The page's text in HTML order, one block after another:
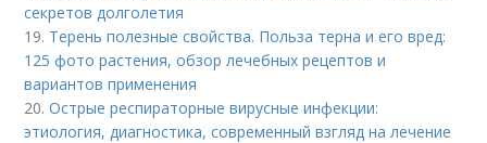
секретов долголетия
19. Терень полезные свойства. Польза терна и его вред:
125 фото растения, обзор лечебных рецептов и
вариантов применения
20.Острые респираторные вирусные инфекции:
этиология, диагностика, современный взгляд на лечение